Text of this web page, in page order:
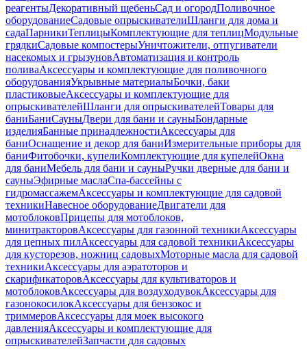
реагентыДекоративный щебеньСад и огородПоливочное
оборудованиеСадовые опрыскивателиШланги для дома и
садаПарникиТеплицыКомплектующие для теплицМодульные
грядкиСадовые компостерыУничтожители, отпугиватели
насекомых и грызуновАвтоматизация и контроль
поливаАксессуары и комплектующие для поливочного
оборудованияУкрывные материалыБочки, баки
пластиковыеАксессуары и комплектующие для
опрыскивателейШланги для опрыскивателейТовары для
баниБаниСауныДвери для бани и сауныБондарные
изделияБанные принадлежностиАксессуары для
баниОснащение и декор для баниИзмерительные приборы для
баниФитобочки, купелиКомплектующие для купелейОкна
для баниМебель для бани и сауныРучки дверные для бани и
сауныЭфирные маслаСпа-бассейны с
гидромассажемАксессуары и комплектующие для садовой
техникиНавесное оборудованиеДвигатели для
мотоблоковПрицепы для мотоблоков,
минитракторовАксессуары для газонной техникиАксессуары
для цепных пилАксессуары для садовой техникиАксессуары
для кусторезов, ножниц садовыхМоторные масла для садовой
техникиАксессуары для аэратоторов и
скарификаторовАксессуары для культиваторов и
мотоблоковАксессуары для воздуходувокАксессуары для
газонокосилокАксессуары для бензокос и
триммеровАксессуары для моек высокого
давленияАксессуары и комплектующие для
опрыскивателейЗапчасти для садовых